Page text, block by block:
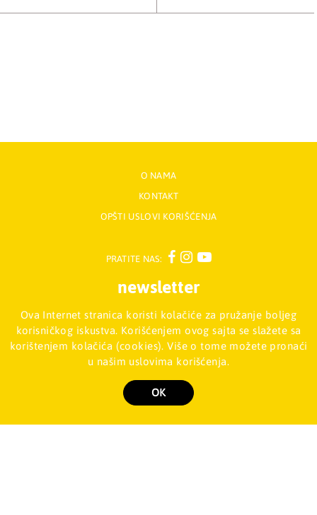
Ova Internet stranica koristi kolačiće za pružanje boljeg
korisničkog iskustva. Korišćenjem ovog sajta se slažete sa
korištenjem kolačića (cookies). Više o tome možete pronaći
u našim uslovima korišćenja.
OK
O NAMA
KONTAKT
OPŠTI USLOVI KORIŠĆENJA
PRATITE NAS:
newsletter
Prijavite se na naš Newsletter
Mladinska knjiga d.o.o., Palmira Toljatija 5 - Stari Merkator, 11070
NOVI BEOGRAD, Srbija011/2257-008
Copyright 2026 Mladinska knjiga d.o.o., Sva prava su zadržana. Powered by